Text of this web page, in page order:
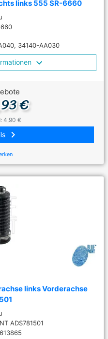
links 555 SR-6660
34140-AA030
€
4,90 €
keyboard_arrow_right
links Vorderachse
ADS781501